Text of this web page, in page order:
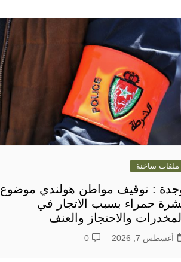
ملفات ساخنة
: توقيف مواطن هولندي موضوع
حمراء بسبب الاتجار في
والاحتجاز والعنف
أغسطس 7, 2026 0